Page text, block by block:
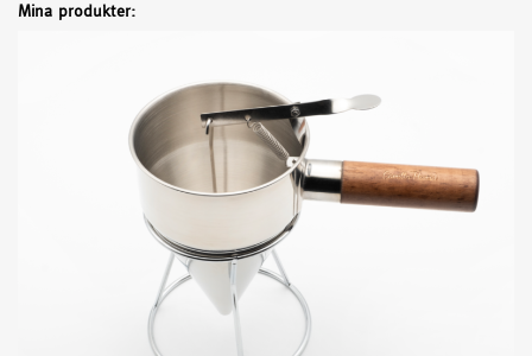
Mina produkter: